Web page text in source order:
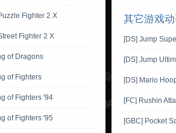
Fighter 2 X
Fighter 2 X
of Dragons
of Fighters
of Fighters '94
of Fighters '95
其它游戏
[DS] Jump
[DS] Jump
[DS] Mario
[FC] Rushin
[GBC] Pocket